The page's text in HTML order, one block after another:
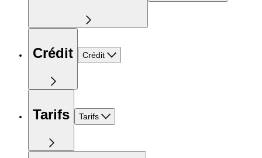
Crédit Crédit
Tarifs Tarifs